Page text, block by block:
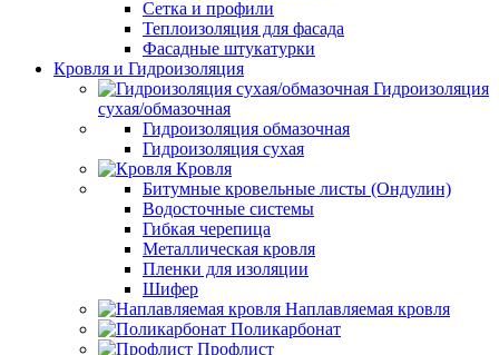
Сетка и профили
Теплоизоляция для фасада
Фасадные штукатурки
Кровля и Гидроизоляция
Гидроизоляция
сухая/обмазочная
Гидроизоляция обмазочная
Гидроизоляция сухая
Кровля
Битумные кровельные листы (Ондулин)
Водосточные системы
Гибкая черепица
Металлическая кровля
Пленки для изоляции
Шифер
Наплавляемая кровля
Поликарбонат
Профлист